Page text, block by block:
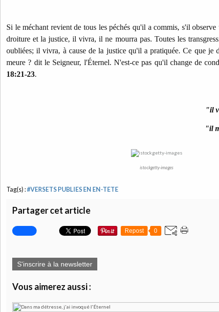
Si le méchant revient de tous les péchés qu'il a commis, s'il
droiture et la justice, il vivra, il ne mourra pas. Toutes les
oubliées; il vivra, à cause de la justice qu'il a pratiquée. Ce que je
meure ? dit le Seigneur, l'Éternel. N'est-ce pas qu'il change de
18:21-23.
"il
"il
istockgetty-images
Tag(s) :#VERSETS PUBLIES EN EN-TETE
Partager cet article
Repost 0
S'inscrire à la newsletter
Vous aimerez aussi :